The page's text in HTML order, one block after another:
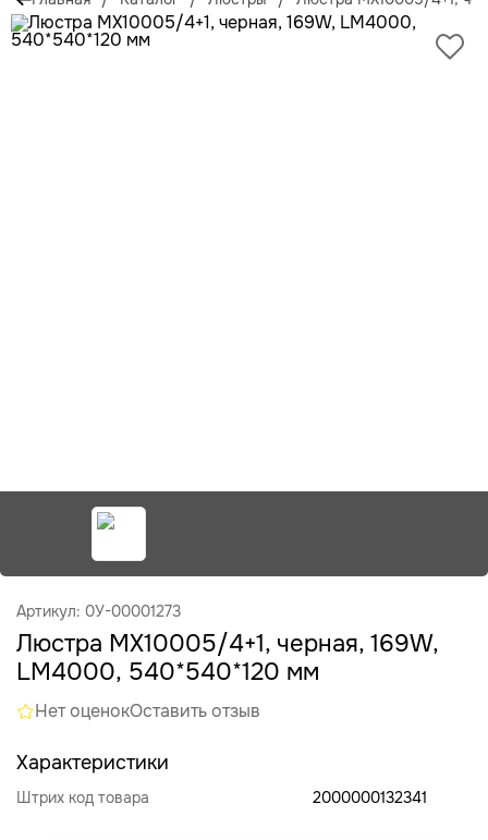
Артикул: 0У-00001273
Люстра MX10005/4+1, черная, 169W,
LM4000, 540*540*120 мм
Нет оценокОставить отзыв
Характеристики
Штрих код товара 2000000132341